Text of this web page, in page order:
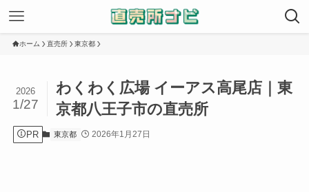
ホーム 直売所 東京都
わくわく広場 イーアス高尾店｜東
京都八王子市の直売所
2026
1/27
PR 東京都 2026年1月27日